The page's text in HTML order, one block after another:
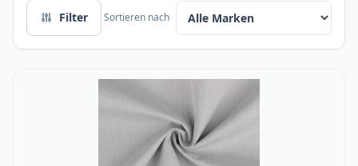
Filter Sortieren nach